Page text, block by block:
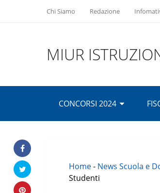
Chi Siamo Redazione
MIUR
CONCORSI 2024
Home- News Scuola e
Studenti